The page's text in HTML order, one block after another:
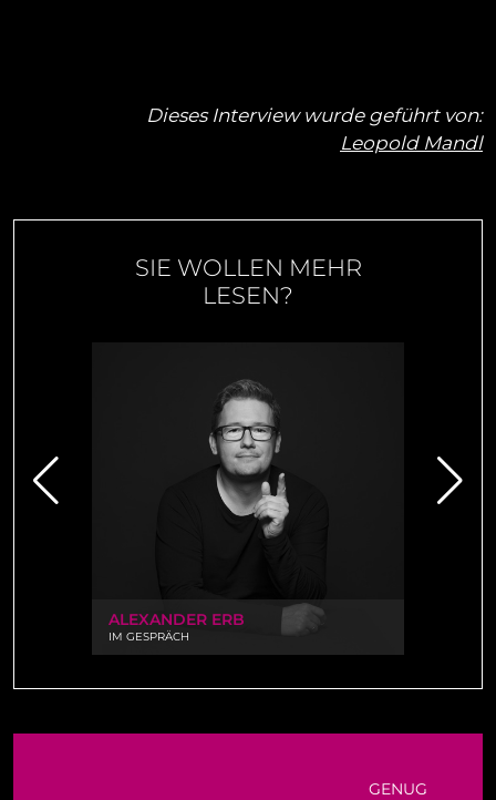
Dieses Interview wurde geführt von:
Leopold Mandl
SIE WOLLEN MEHR
LESEN?
ALEXANDER ERB
IM GESPRÄCH
GENUG